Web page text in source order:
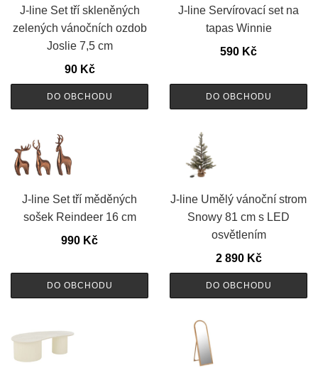
J-line Set tří skleněných
zelených vánočních ozdob
Joslie 7,5 cm
90 Kč
DO OBCHODU
J-line Servírovací set na
tapas Winnie
590 Kč
DO OBCHODU
J-line Set tří měděných
sošek Reindeer 16 cm
990 Kč
DO OBCHODU
J-line Umělý vánoční strom
Snowy 81 cm s LED
osvětlením
2 890 Kč
DO OBCHODU